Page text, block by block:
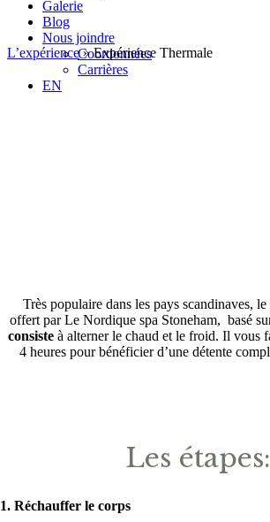
Galerie
Blog
Nous joindre
Coordonnées
Carrières
EN
L’expérience»Expérience Thermale
Expérience
Très populaire dans les pays scandinaves,
offert par Le Nordique spa Stoneham, basé
consisteà alterner le chaud et le froid. Il vous
4 heures pour bénéficier d’une détente
Les étapes:
1. Réchauffer le corps